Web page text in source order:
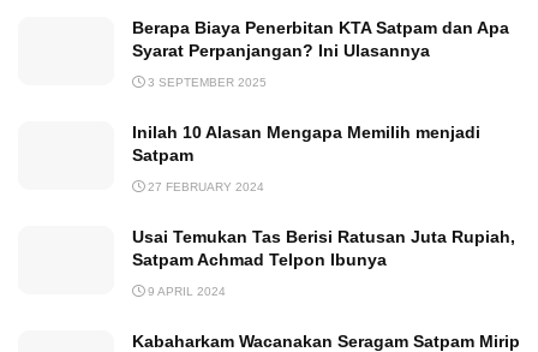
Berapa Biaya Penerbitan KTA Satpam dan Apa
Syarat Perpanjangan? Ini Ulasannya
3 SEPTEMBER 2025
Inilah 10 Alasan Mengapa Memilih menjadi
Satpam
27 FEBRUARY 2024
Usai Temukan Tas Berisi Ratusan Juta Rupiah,
Satpam Achmad Telpon Ibunya
9 APRIL 2024
Kabaharkam Wacanakan Seragam Satpam Mirip